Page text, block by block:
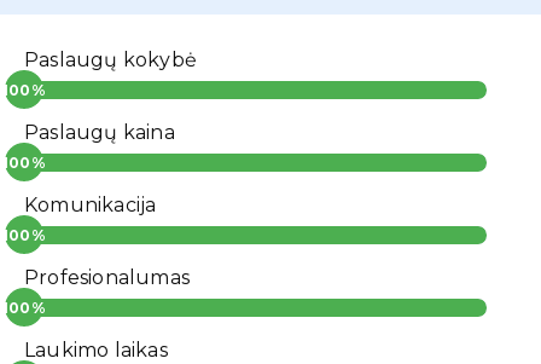
Paslaugų kokybė
Paslaugų kaina
Komunikacija
Profesionalumas
Laukimo laikas